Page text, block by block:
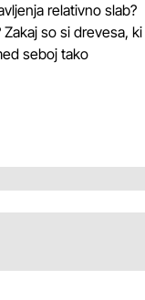
relativno slab?
so si drevesa, ki
seboj tako